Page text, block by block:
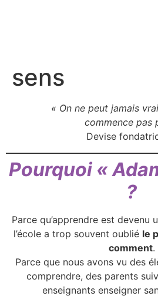
sens
« On ne peut jamais
commence pas
Devise
Pourquoi «
?
Parce qu’apprendre est devenu
l’école a trop souvent oublié le
comment.
Parce que nous avons vu des
comprendre, des parents
enseignants enseigner